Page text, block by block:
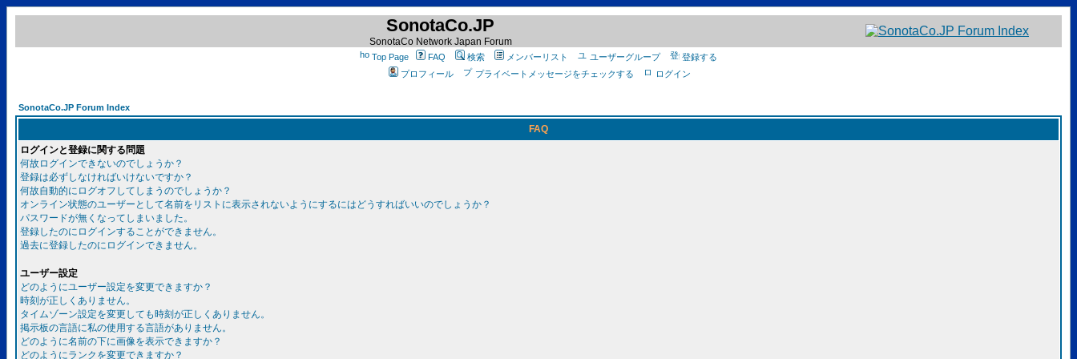
SonotaCo.JP
SonotaCo Network Japan Forum
Top Page FAQ 検索 メンバーリスト ユーザーグループ
登録する
プロフィール
プライベートメッセージをチェックする ログイン
SonotaCo.JP Forum Index
FAQ
ログインと登録に関する問題
何故ログインできないのでしょうか？
登録は必ずしなければいけないですか？
何故自動的にログオフしてしまうのでしょうか？
オンライン状態のユーザーとして名前をリストに表示されないようにするにはどうすればいいのでしょうか？
パスワードが無くなってしまいました。
登録したのにログインすることができません。
過去に登録したのにログインできません。
ユーザー設定
どのようにユーザー設定を変更できますか？
時刻が正しくありません。
タイムゾーン設定を変更しても時刻が正しくありません。
掲示板の言語に私の使用する言語がありません。
どのように名前の下に画像を表示できますか？
どのようにランクを変更できますか？